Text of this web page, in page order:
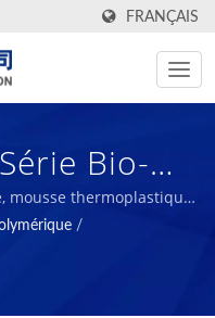
FRANÇAIS
Bio-
En
Mousse
mousse thermoplastique
de
/